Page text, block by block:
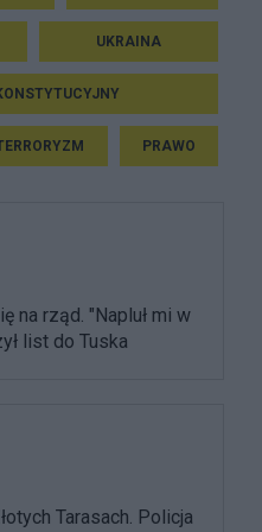
UKRAINA
PRAWO
na rząd. "Napluł mi w
list do Tuska
Tarasach. Policja